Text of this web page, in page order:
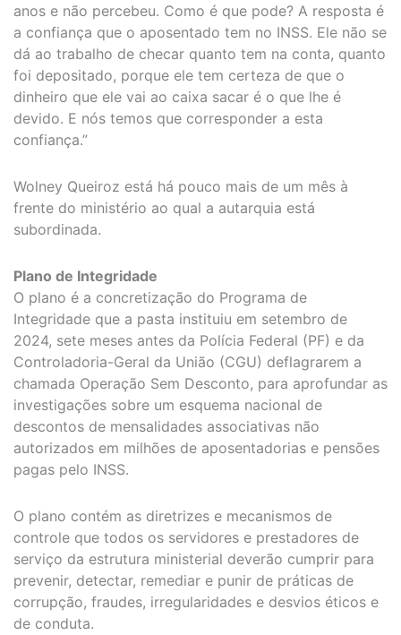
anos e não percebeu. Como é que pode? A resposta é
a confiança que o aposentado tem no INSS. Ele não se
dá ao trabalho de checar quanto tem na conta, quanto
foi depositado, porque ele tem certeza de que o
dinheiro que ele vai ao caixa sacar é o que lhe é
devido. E nós temos que corresponder a esta
confiança.”
Wolney Queiroz está há pouco mais de um mês à
frente do ministério ao qual a autarquia está
subordinada.
Plano de Integridade
O plano é a concretização do Programa de
Integridade que a pasta instituiu em setembro de
2024, sete meses antes da Polícia Federal (PF) e da
Controladoria-Geral da União (CGU) deflagrarem a
chamada Operação Sem Desconto, para aprofundar as
investigações sobre um esquema nacional de
descontos de mensalidades associativas não
autorizados em milhões de aposentadorias e pensões
pagas pelo INSS.
O plano contém as diretrizes e mecanismos de
controle que todos os servidores e prestadores de
serviço da estrutura ministerial deverão cumprir para
prevenir, detectar, remediar e punir de práticas de
corrupção, fraudes, irregularidades e desvios éticos e
de conduta.